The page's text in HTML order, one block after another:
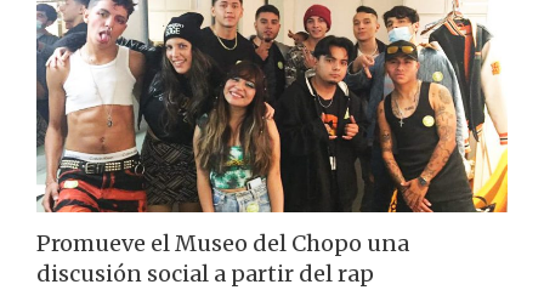
Promueve el Museo del Chopo una
discusión social a partir del rap